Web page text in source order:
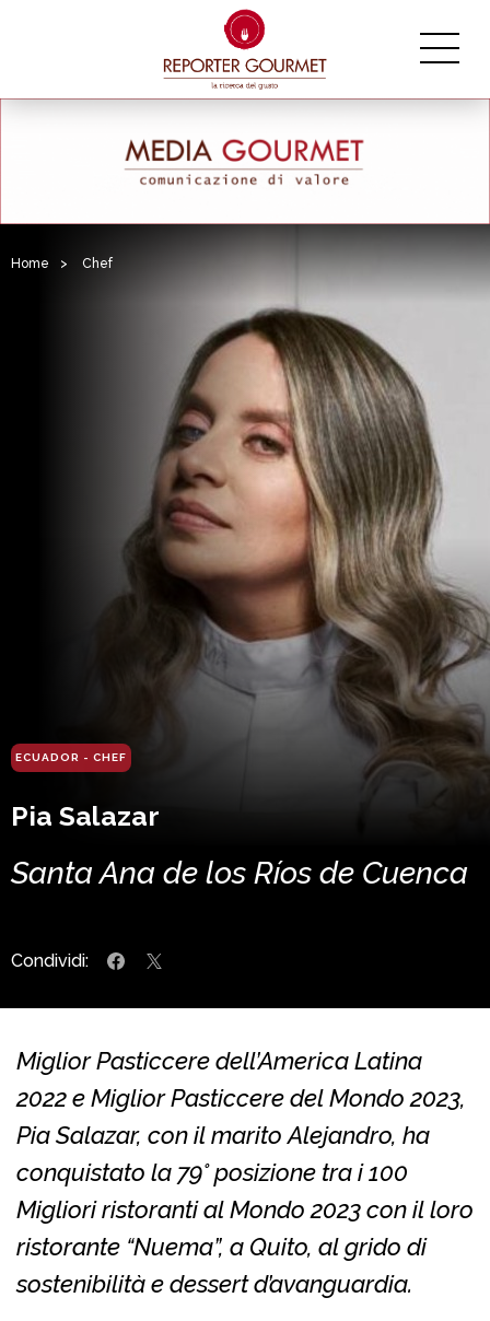
Home > Chef
ECUADOR - CHEF
Pia Salazar
Santa Ana de los Ríos de Cuenca
Condividi:
Miglior Pasticcere dell’America Latina
2022 e Miglior Pasticcere del Mondo 2023,
Pia Salazar, con il marito Alejandro, ha
conquistato la 79° posizione tra i 100
Migliori ristoranti al Mondo 2023 con il loro
ristorante “Nuema”, a Quito, al grido di
sostenibilità e dessert d’avanguardia.